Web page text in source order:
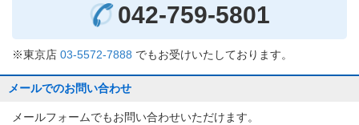
042-759-5801
※東京店 03-5572-7888 でもお受けいたしております。
メールでのお問い合わせ
メールフォームでもお問い合わせいただけます。